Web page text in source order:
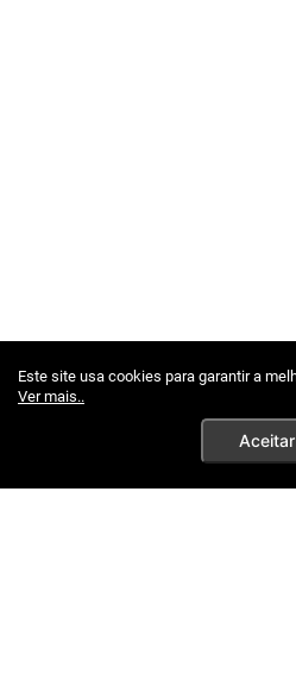
Este site usa cookies para garantir a
Ver mais..
Aceitar